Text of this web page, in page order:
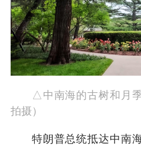
△中南海的古树和月
拍摄）
特朗普总统抵达中南